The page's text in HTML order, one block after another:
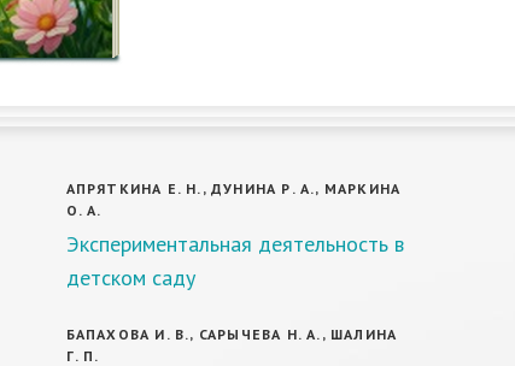
АПРЯТКИНА Е. Н., ДУНИНА Р. А., МАРКИНА
О. А.
Экспериментальная деятельность в
детском саду
БАПАХОВА И. В., САРЫЧЕВА Н. А., ШАЛИНА
Г. П.